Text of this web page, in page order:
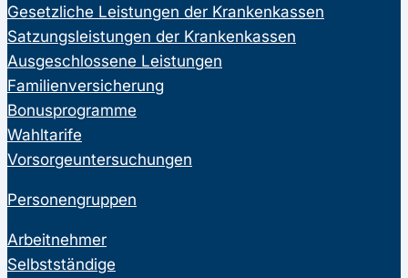
Gesetzliche Leistungen der Krankenkassen
Satzungsleistungen der Krankenkassen
Ausgeschlossene Leistungen
Familienversicherung
Bonusprogramme
Wahltarife
Vorsorgeuntersuchungen
Personengruppen
Arbeitnehmer
Selbstständige